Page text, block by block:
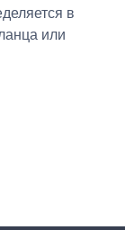
в
или